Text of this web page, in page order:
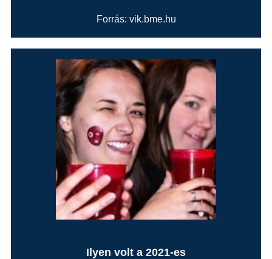
Forrás: vik.bme.hu
Ilyen volt a 2021-es